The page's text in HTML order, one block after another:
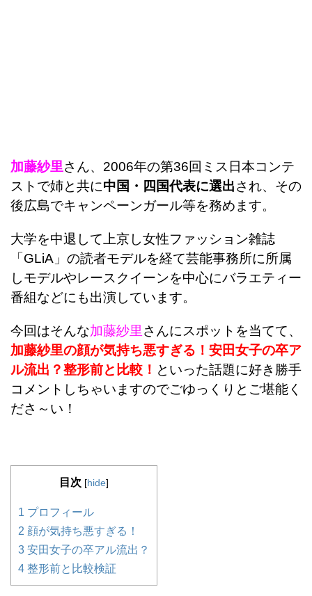
加藤紗里さん、2006年の第36回ミス日本コンテ
ストで姉と共に中国・四国代表に選出され、その
後広島でキャンペーンガール等を務めます。
大学を中退して上京し女性ファッション雑誌
「GLiA」の読者モデルを経て芸能事務所に所属
しモデルやレースクイーンを中心にバラエティー
番組などにも出演しています。
今回はそんな加藤紗里さんにスポットを当てて、
加藤紗里の顔が気持ち悪すぎる！安田女子の卒ア
ル流出？整形前と比較！ といった話題に好き勝手
コメントしちゃいますのでごゆっくりとご堪能く
ださ～い！
目次 [hide]
1 プロフィール
2 顔が気持ち悪すぎる！
3 安田女子の卒アル流出？
4 整形前と比較検証